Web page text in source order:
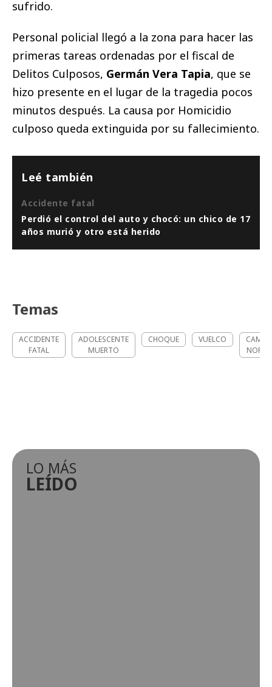
sufrido.
Personal policial llegó a la zona para hacer las
primeras tareas ordenadas por el fiscal de
Delitos Culposos, Germán Vera Tapia, que se
hizo presente en el lugar de la tragedia pocos
minutos después. La causa por Homicidio
culposo queda extinguida por su fallecimiento.
Leé también
Accidente fatal
Perdió el control del auto y chocó: un chico de 17
años murió y otro está herido
Temas
ACCIDENTE
FATAL
ADOLESCENTE
MUERTO
CHOQUE VUELCO
CAMET
NORTE
LO MÁS
LEÍDO